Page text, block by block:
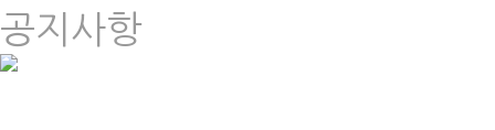
공지사항